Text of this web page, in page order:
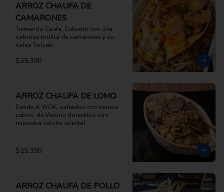
ARROZ CHAUFA DE
CAMARONES
Tremendo Caufa, Cubierto con una
sabroza tortilla de camarones y su
salsa Teriyaki
$15.390
ARROZ CHAUFA DE LOMO
Desde el WOK, saltados con tiernos
cubos  de Vacuno doraditos con
nueswtra salsita oriental
$15.390
ARROZ CHAUFA DE POLLO